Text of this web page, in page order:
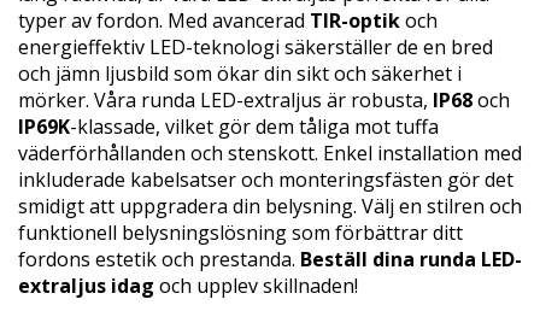
typer av fordon. Med avancerad TIR-optikoch
energieffektiv LED-teknologi säkerställer de en bred
och jämn ljusbild som ökar din sikt och säkerhet i
mörker. Våra runda LED-extraljus är robusta, IP68och
IP69K-klassade, vilket gör dem tåliga mot tuffa
väderförhållanden och stenskott. Enkel installation med
inkluderade kabelsatser och monteringsfästen gör det
smidigt att uppgradera din belysning. Välj en stilren och
funktionell belysningslösning som förbättrar ditt
fordons estetik och prestanda. Beställ dina runda LED-
extraljus idag och upplev skillnaden!